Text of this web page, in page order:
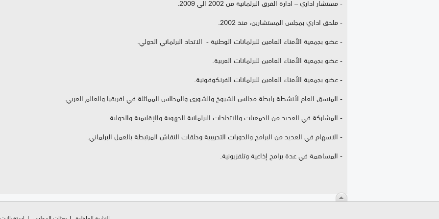
- مستشار اداري – ادارة الفرق البرلمانية من 2002 الى 2009.
- ملحق اداري بمجلس المستشارين، منذ 2002.
- عضو بجمعية الأمناء العامين للبرلمانات الوطنية - الاتحاد البرلماني الدولي.
- عضو بجمعية الأمناء العامين للبرلمانات العربية.
- عضو بجمعية الأمناء العامين للبرلمانات الفرنكوفونية.
- المنسق العام لأنشطة رابطة مجالس الشيوخ والشورى والمجالس المماثلة في افريقيا والعالم العربي.
- المشاركة في العديد من الجمعيات والاتحادات البرلمانية الجهوية والإقليمية والدولية.
- الاسهام في العديد من البرامج والدورات التدريبية وحلقات النقاش المرتبطة بالعمل البرلماني.
- المساهمة في عدة برامج إذاعية وتلفزيونية.